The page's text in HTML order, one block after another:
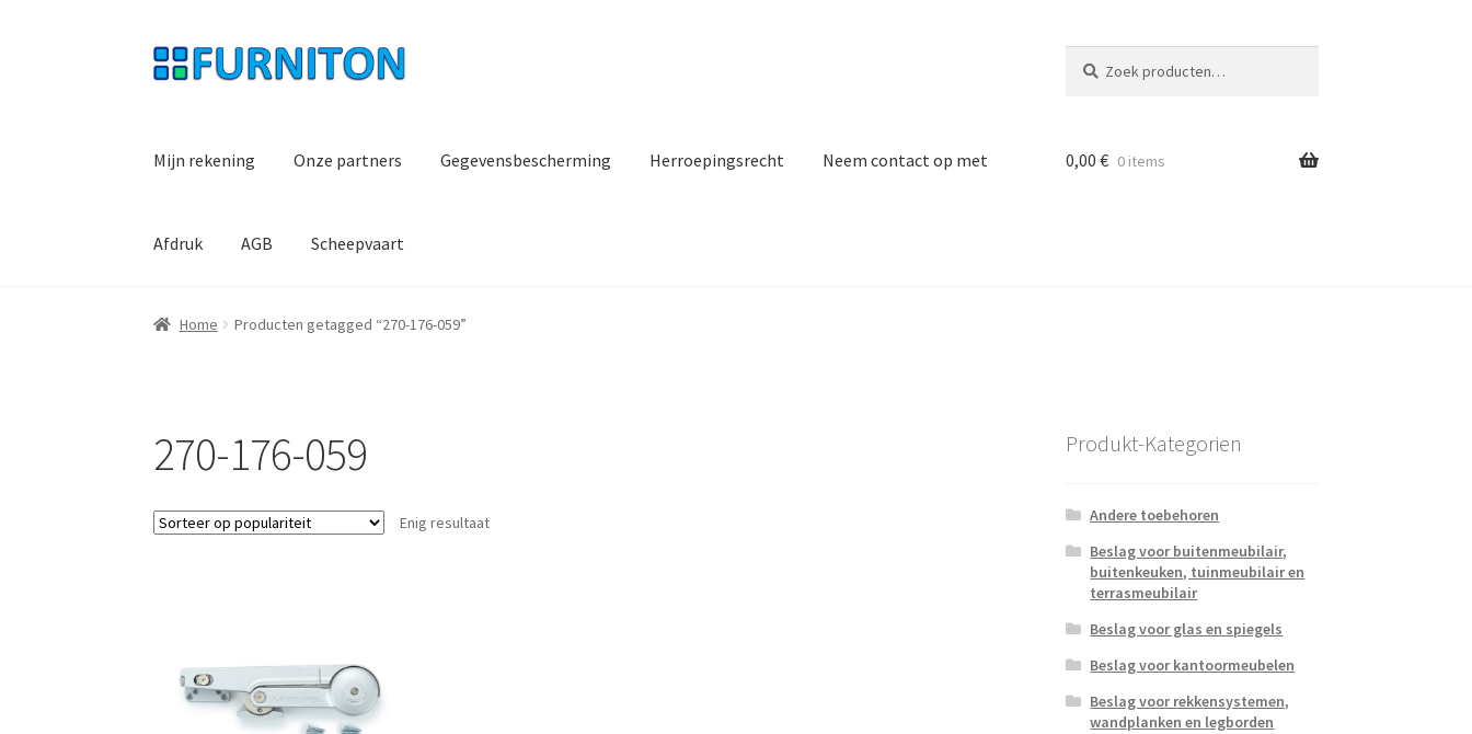
Ga
door
Ga
naar
naar:
Mijn rekening Onze partners Gegevensbescherming Herroepingsrecht Neem contact op met
Afdruk AGB Scheepvaart
0,00 € 0 items
Home Producten getagged “270-176-059”
270-176-059
Enig resultaat
Produkt-Kategorien
Andere toebehoren
Beslag voor buitenmeubilair,
buitenkeuken, tuinmeubilair en
terrasmeubilair
Beslag voor glas en spiegels
Beslag voor kantoormeubelen
Beslag voor rekkensystemen,
wandplanken en legborden